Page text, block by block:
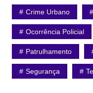
Crime Urbano
Ocorrência Policial
Patrulhamento
Segurança